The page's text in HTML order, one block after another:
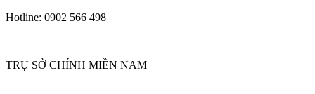
Hotline: 0902 566 498
TRỤ SỞ CHÍNH MIỀN NAM